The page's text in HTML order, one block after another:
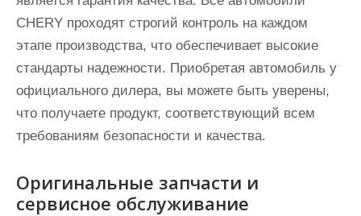
CHERY проходят строгий контроль на каждом
этапе производства, что обеспечивает высокие
стандарты надежности. Приобретая автомобиль у
официального дилера, вы можете быть уверены,
что получаете продукт, соответствующий всем
требованиям безопасности и качества.
Оригинальные запчасти и
сервисное обслуживание